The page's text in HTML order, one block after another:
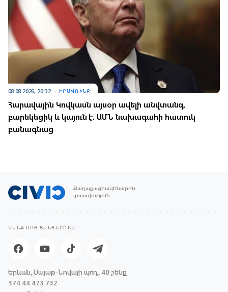
08.08.2026, 20:32 ԻՐԱՎՈՒՆՔ
Հարավային Կովկասն այսօր ավելի անվտանգ,
բարեկեցիկ և կայուն է. ԱՄՆ նախագահի հատուկ
բանագնաց
Քաղաքացիակենտրոն
լրատվություն
ՄԵՆՔ ՍՈՑ ՑԱՆՑԵՐՈՒՄ
Երևան, Սայաթ-Նովայի պող., 40 շենք
374 44 473 732